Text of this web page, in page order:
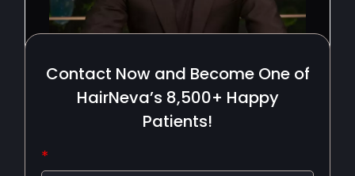
Contact Now and Become One of
HairNeva’s 8,500+ Happy
Patients!
*